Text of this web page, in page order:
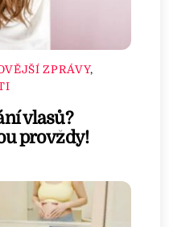
ZPRÁVY,
vlasů?
provždy!